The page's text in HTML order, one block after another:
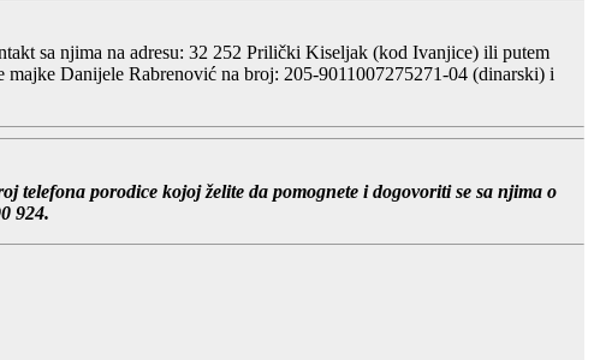
sa njima na adresu: 32 252 Prilički Kiseljak (kod Ivanjice) ili putem
Danijele Rabrenović na broj: 205-9011007275271-04 (dinarski) i
telefona porodice kojoj želite da pomognete i dogovoriti se sa njima o
924.